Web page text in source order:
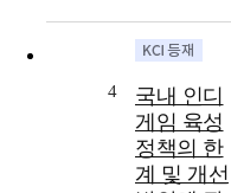
을 견인할 수
임산업에 주목
하고, 독일과
국의 게임의
도화 과정과
4
국내 인디
게임 육성
정책의 한
계 및 개선